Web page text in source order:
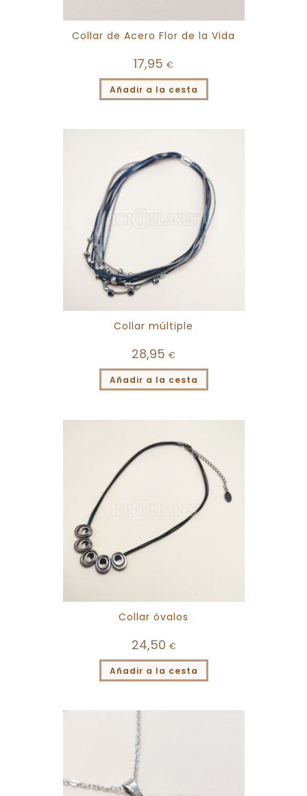
Collar de Acero Flor de la Vida
17,95 €
Añadir a la cesta
Collar múltiple
28,95 €
Añadir a la cesta
Collar óvalos
24,50 €
Añadir a la cesta